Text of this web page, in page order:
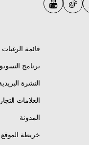
قائمة الرغبات
برنامج
النشرة
العلامات
المدونة
خريطة الموقع